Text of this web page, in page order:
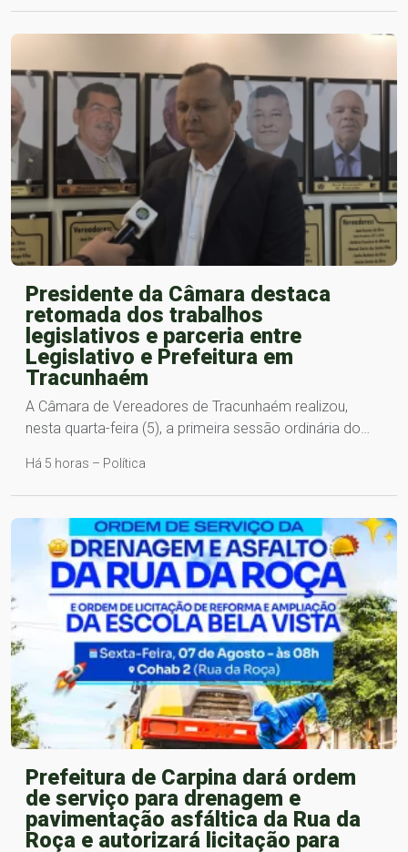
Presidente da Câmara destaca
retomada dos trabalhos
legislativos e parceria entre
Legislativo e Prefeitura em
Tracunhaém
A Câmara de Vereadores de Tracunhaém realizou,
nesta quarta-feira (5), a primeira sessão ordinária do…
Há 5 horas – Política
Prefeitura de Carpina dará ordem
de serviço para drenagem e
pavimentação asfáltica da Rua da
Roça e autorizará licitação para